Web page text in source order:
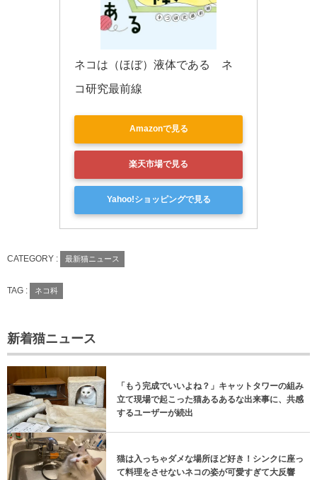
ネコは（ほぼ）液体である　ネ
コ研究最前線
Amazonで見る
楽天市場で見る
Yahoo!ショッピングで見る
CATEGORY : 最新猫ニュース
TAG : ネコ科
新着猫ニュース
「もう完成でいいよね？」キャットタワーの組み
立て現場で起こった猫あるあるな出来事に、共感
するユーザーが続出
猫は入っちゃダメな場所ほど好き！シンクに座っ
て料理をさせないネコの姿が可愛すぎて大反響